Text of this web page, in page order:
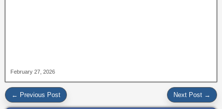
February 27, 2026
← Previous Post Next Post →